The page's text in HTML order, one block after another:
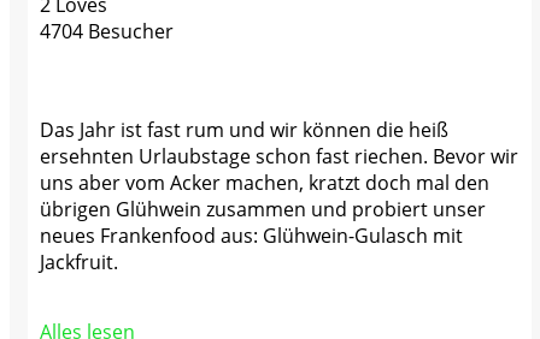
4704 Besucher
Das Jahr ist fast rum und wir können die heiß
ersehnten Urlaubstage schon fast riechen. Bevor wir
uns aber vom Acker machen, kratzt doch mal den
übrigen Glühwein zusammen und probiert unser
neues Frankenfood aus: Glühwein-Gulasch mit
Jackfruit.
Alles lesen